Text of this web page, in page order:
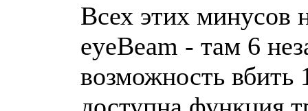
Всех этих минусов
eyeBeam - там 6
возможность вбить